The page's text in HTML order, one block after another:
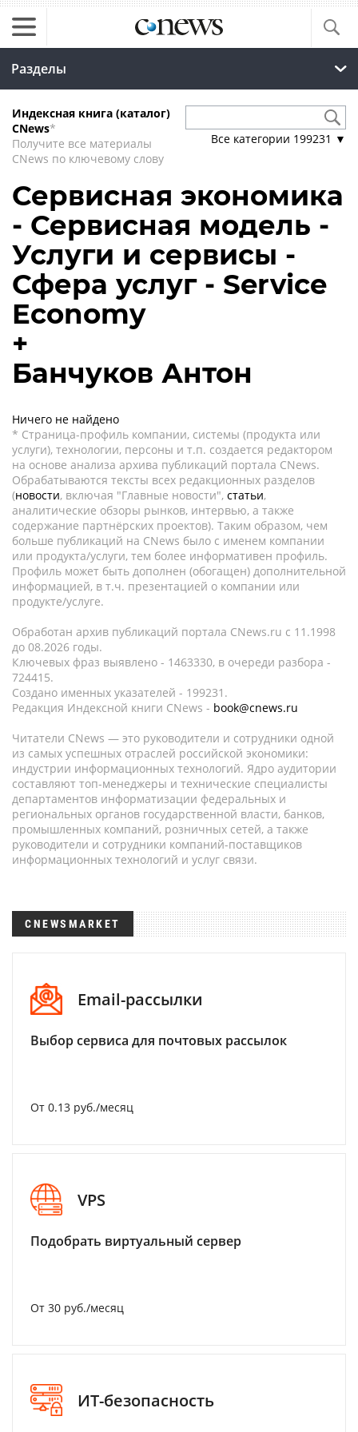
Разделы
Индексная книга (каталог)
CNews*
Получите все материалы
CNews по ключевому слову
Все категории 199231 ▼
Сервисная экономика
- Сервисная модель -
Услуги и сервисы -
Сфера услуг - Service
Economy
+
Банчуков Антон
Ничего не найдено
* Страница-профиль компании, системы (продукта или
услуги), технологии, персоны и т.п. создается редактором
на основе анализа архива публикаций портала CNews.
Обрабатываются тексты всех редакционных разделов
(новости, включая "Главные новости", статьи,
аналитические обзоры рынков, интервью, а также
содержание партнёрских проектов). Таким образом, чем
больше публикаций на CNews было с именем компании
или продукта/услуги, тем более информативен профиль.
Профиль может быть дополнен (обогащен) дополнительной
информацией, в т.ч. презентацией о компании или
продукте/услуге.
Обработан архив публикаций портала CNews.ru c 11.1998
до 08.2026 годы.
Ключевых фраз выявлено - 1463330, в очереди разбора -
724415.
Создано именных указателей - 199231.
Редакция Индексной книги CNews - book@cnews.ru
Читатели CNews — это руководители и сотрудники одной
из самых успешных отраслей российской экономики:
индустрии информационных технологий. Ядро аудитории
составляют топ-менеджеры и технические специалисты
департаментов информатизации федеральных и
региональных органов государственной власти, банков,
промышленных компаний, розничных сетей, а также
руководители и сотрудники компаний-поставщиков
информационных технологий и услуг связи.
CNEWSMARKET
Email-рассылки
Выбор сервиса для почтовых рассылок
От 0.13 руб./месяц
VPS
Подобрать виртуальный сервер
От 30 руб./месяц
ИТ-безопасность